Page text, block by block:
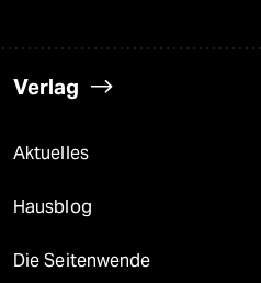
Verlag
Aktuelles
Hausblog
Die Seitenwende